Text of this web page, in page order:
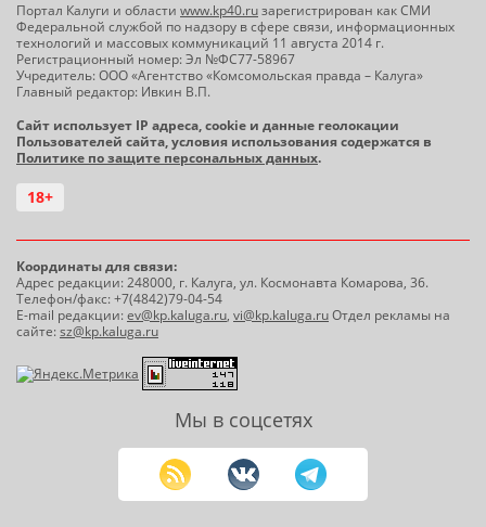
Портал Калуги и области www.kp40.ruзарегистрирован как СМИ
Федеральной службой по надзору в сфере связи, информационных
технологий и массовых коммуникаций 11 августа 2014 г.
Регистрационный номер: Эл №ФС77-58967
Учредитель: ООО «Агентство «Комсомольская правда – Калуга»
Главный редактор: Ивкин В.П.
Сайт использует IP адреса, cookie и данные геолокации
Пользователей сайта, условия использования содержатся в
Политике по защите персональных данных.
18+
Координаты для связи:
Адрес редакции: 248000, г. Калуга, ул. Космонавта Комарова, 36.
Телефон/факс: +7(4842)79-04-54
E-mail редакции:ev@kp.kaluga.ru, vi@kp.kaluga.ruОтдел рекламы на
сайте:sz@kp.kaluga.ru
Мы в соцсетях